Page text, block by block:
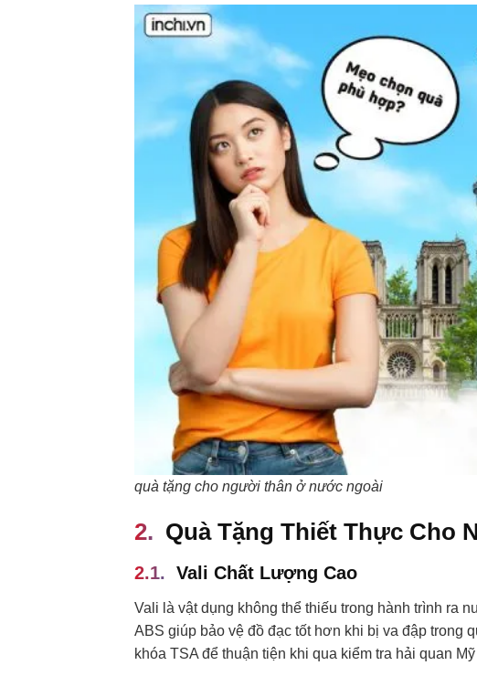
quà tặng cho người thân ở nước ngoài
Quà Tặng Thiết Thực Cho
Vali Chất Lượng Cao
Vali là vật dụng không thể thiếu trong hành trình ra
ABS giúp bảo vệ đồ đạc tốt hơn khi bị va đập trong
khóa TSA để thuận tiện khi qua kiểm tra hải quan